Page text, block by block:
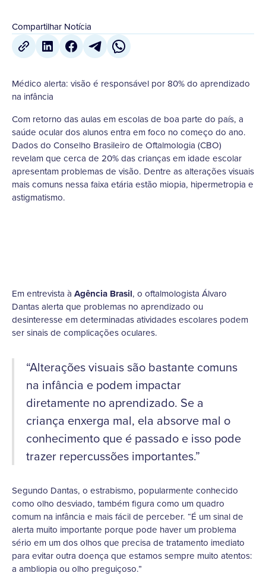
Compartilhar Notícia
Médico alerta: visão é responsável por 80% do aprendizado
na infância
Com retorno das aulas em escolas de boa parte do país, a
saúde ocular dos alunos entra em foco no começo do ano.
Dados do Conselho Brasileiro de Oftalmologia (CBO)
revelam que cerca de 20% das crianças em idade escolar
apresentam problemas de visão. Dentre as alterações visuais
mais comuns nessa faixa etária estão miopia, hipermetropia e
astigmatismo.
Em entrevista à Agência Brasil, o oftalmologista Álvaro
Dantas alerta que problemas no aprendizado ou
desinteresse em determinadas atividades escolares podem
ser sinais de complicações oculares.
“Alterações visuais são bastante comuns
na infância e podem impactar
diretamente no aprendizado. Se a
criança enxerga mal, ela absorve mal o
conhecimento que é passado e isso pode
trazer repercussões importantes.”
Segundo Dantas, o estrabismo, popularmente conhecido
como olho desviado, também figura como um quadro
comum na infância e mais fácil de perceber. “É um sinal de
alerta muito importante porque pode haver um problema
sério em um dos olhos que precisa de tratamento imediato
para evitar outra doença que estamos sempre muito atentos:
a ambliopia ou olho preguiçoso.”